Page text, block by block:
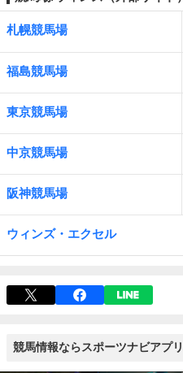
札幌競馬場
福島競馬場
東京競馬場
中京競馬場
阪神競馬場
ウィンズ・エクセル
競馬情報ならスポーツナビアプリ